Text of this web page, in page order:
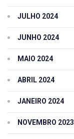
JULHO 2024
JUNHO 2024
MAIO 2024
ABRIL 2024
JANEIRO 2024
NOVEMBRO 2023